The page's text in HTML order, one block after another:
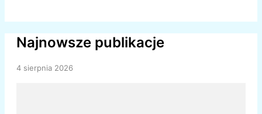
Najnowsze publikacje
4 sierpnia 2026